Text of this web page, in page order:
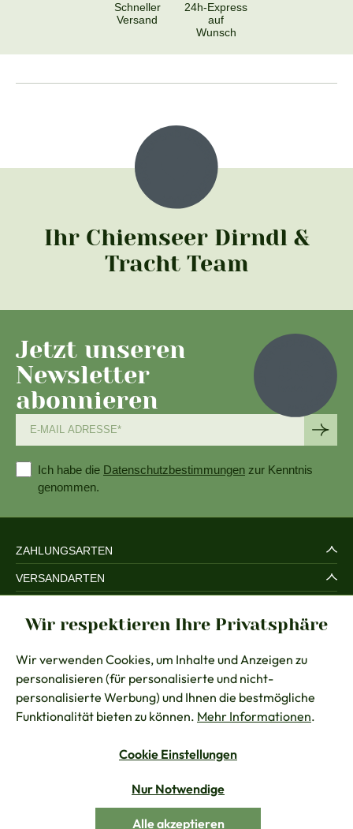
Schneller
Versand
24h-Express
auf
Wunsch
Ihr Chiemseer Dirndl &
Tracht Team
Jetzt unseren
Newsletter
abonnieren
Ich habe die Datenschutzbestimmungen zur Kenntnis
genommen.
ZAHLUNGSARTEN
VERSANDARTEN
RECHTLICHES
BERATUNG
KONTAKT
Vertrag widerrufen
Alle Preise inkl. gesetzl. Mehrwertsteuer zzgl.
Wir respektieren Ihre Privatsphäre
Wir verwenden Cookies, um Inhalte und Anzeigen zu
personalisieren (für personalisierte und nicht-
personalisierte Werbung) und Ihnen die bestmögliche
Funktionalität bieten zu können. Mehr Informationen.
Cookie Einstellungen
Nur Notwendige
Alle akzeptieren